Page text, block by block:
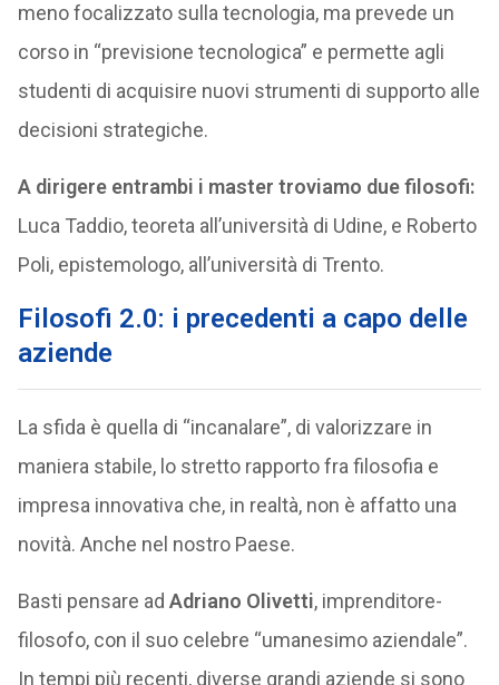
meno focalizzato sulla tecnologia, ma prevede un
corso in “previsione tecnologica” e permette agli
studenti di acquisire nuovi strumenti di supporto alle
decisioni strategiche.
A dirigere entrambi i master troviamo due filosofi:
Luca Taddio, teoreta all’università di Udine, e Roberto
Poli, epistemologo, all’università di Trento.
Filosofi 2.0: i precedenti a capo delle
aziende
La sfida è quella di “incanalare”, di valorizzare in
maniera stabile, lo stretto rapporto fra filosofia e
impresa innovativa che, in realtà, non è affatto una
novità. Anche nel nostro Paese.
Basti pensare ad Adriano Olivetti, imprenditore-
filosofo, con il suo celebre “umanesimo aziendale”.
In tempi più recenti, diverse grandi aziende si sono